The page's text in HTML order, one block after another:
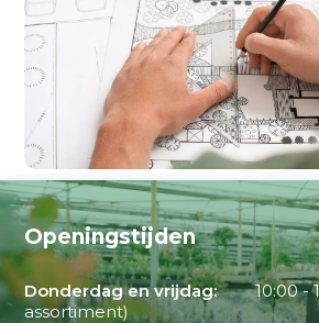
Openingstijden
Donderdag en vrijdag:
10:00 -
assortiment)